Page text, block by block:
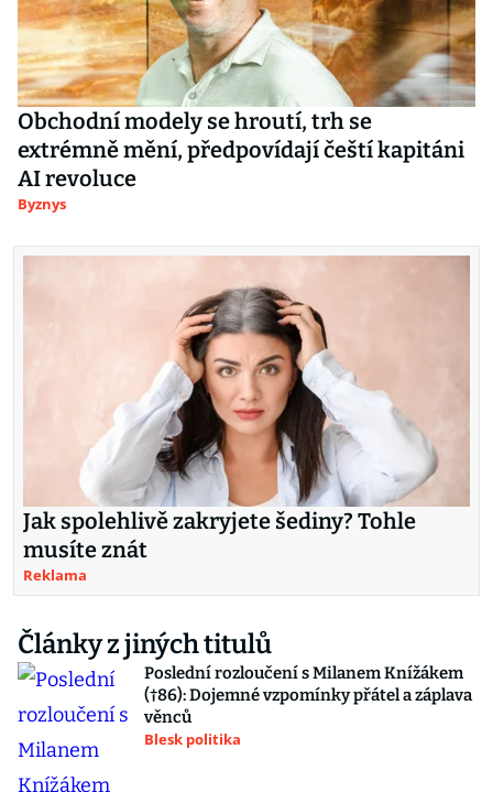
Obchodní modely se hroutí, trh se
extrémně mění, předpovídají čeští kapitáni
AI revoluce
Byznys
Jak spolehlivě zakryjete šediny? Tohle
musíte znát
Reklama
Články z jiných titulů
Poslední rozloučení s Milanem Knížákem
(†86): Dojemné vzpomínky přátel a záplava
věnců
Blesk politika